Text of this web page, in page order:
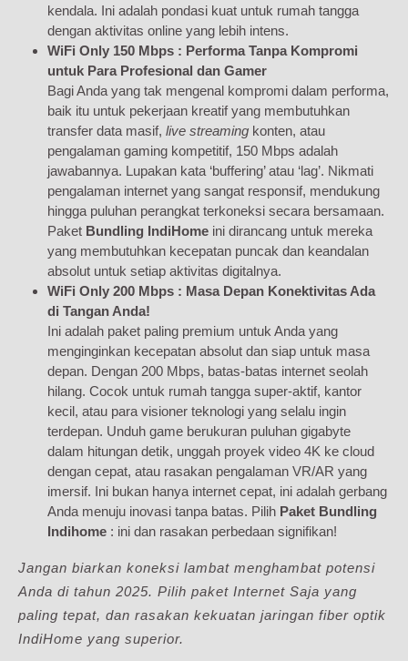
kendala. Ini adalah pondasi kuat untuk rumah tangga
dengan aktivitas online yang lebih intens.
WiFi Only 150 Mbps : Performa Tanpa Kompromi
untuk Para Profesional dan Gamer
Bagi Anda yang tak mengenal kompromi dalam performa,
baik itu untuk pekerjaan kreatif yang membutuhkan
transfer data masif, live streaming konten, atau
pengalaman gaming kompetitif, 150 Mbps adalah
jawabannya. Lupakan kata ‘buffering’ atau ‘lag’. Nikmati
pengalaman internet yang sangat responsif, mendukung
hingga puluhan perangkat terkoneksi secara bersamaan.
Paket Bundling IndiHome ini dirancang untuk mereka
yang membutuhkan kecepatan puncak dan keandalan
absolut untuk setiap aktivitas digitalnya.
WiFi Only 200 Mbps : Masa Depan Konektivitas Ada
di Tangan Anda!
Ini adalah paket paling premium untuk Anda yang
menginginkan kecepatan absolut dan siap untuk masa
depan. Dengan 200 Mbps, batas-batas internet seolah
hilang. Cocok untuk rumah tangga super-aktif, kantor
kecil, atau para visioner teknologi yang selalu ingin
terdepan. Unduh game berukuran puluhan gigabyte
dalam hitungan detik, unggah proyek video 4K ke cloud
dengan cepat, atau rasakan pengalaman VR/AR yang
imersif. Ini bukan hanya internet cepat, ini adalah gerbang
Anda menuju inovasi tanpa batas. Pilih Paket Bundling
Indihome : ini dan rasakan perbedaan signifikan!
Jangan biarkan koneksi lambat menghambat potensi
Anda di tahun 2025. Pilih paket Internet Saja yang
paling tepat, dan rasakan kekuatan jaringan fiber optik
IndiHome yang superior.